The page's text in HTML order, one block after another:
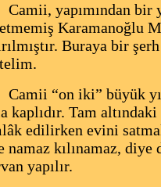
Camii, yapımından bir
Karamanoğlu
Buraya bir
Camii “on iki” büyük
kaplıdır. Tam
edilirken evini
namaz kılınamaz,
yapılır.